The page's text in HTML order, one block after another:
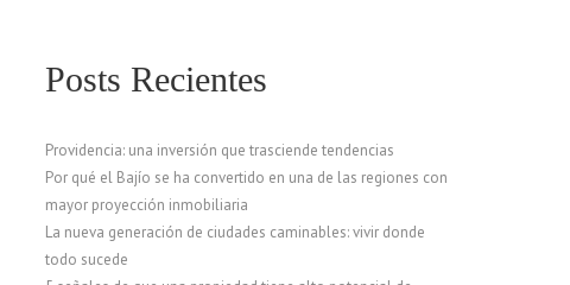
Posts Recientes
Providencia: una inversión que trasciende tendencias
Por qué el Bajío se ha convertido en una de las regiones con
mayor proyección inmobiliaria
La nueva generación de ciudades caminables: vivir donde
todo sucede